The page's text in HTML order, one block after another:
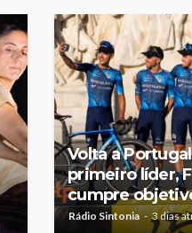
Volta a
primeiro líder,
cumpre
Rádio Sintonia 3 dias